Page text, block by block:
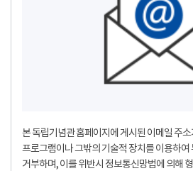
본 독립기념관 홈페이지에 게시된 이메일 주
프로그램이나 그밖의 기술적 장치를 이용하여
거부하며, 이를 위반시 정보통신망법에 의해